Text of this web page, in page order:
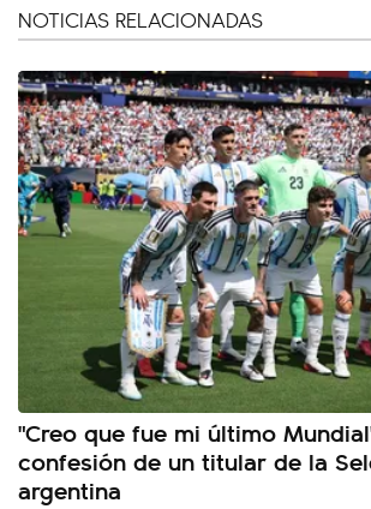
NOTICIAS RELACIONADAS
"Creo que fue mi último
confesión de un titular de la
argentina